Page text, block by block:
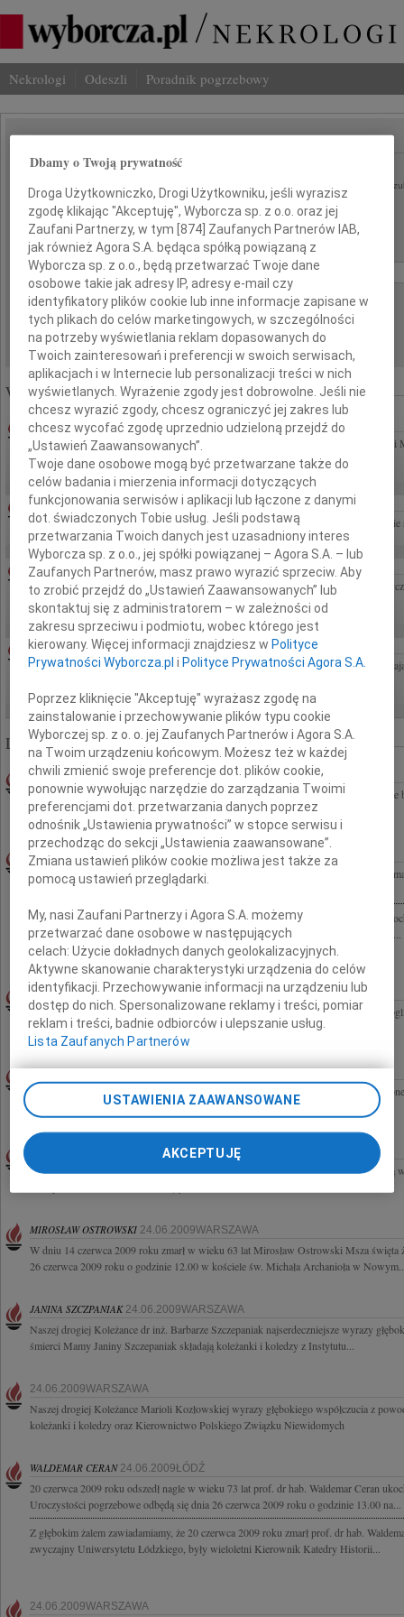
Nekrologi Odeszli Poradnik pogrzebowy
Imię i nazwisko lub numer ogłoszenia:
Miasto: Region:
Data:
od: do:
Liczba wyników na stronie:
Wyróżnione ogłoszenia:
07.08.2026WARSZAWA
Panu Krzysztofowi Detynieckiemu wyrazy głębokiego współczucia z powodu śmierci
Pracownicy Wydawnictwa "Nasza Księgarnia"
ZENON SMOLAREK07.08.2026CAŁA POLSKA
Z powodu śmierci Pana nadinspektora Zenona Smolarka wyrazy współczucia Rodzinie
ANDRZEJ MOROZOWSKI07.08.2026WARSZAWA
Umarł Andrzej Morozowski wybitny dziennikarz i prawy obywatel Polski
składam serdeczne wyrazy współczucia Adam Michnik
05.08.2026WARSZAWA
Panu Robertowi Lupie wyrazy szczerego współczucia z powodu śmierci Mamy
Liczba znalezionych nekrologów: 322 864
ROMAN MATYSIAK24.06.2009POZNAŃ
Gdyby miłość mogła uzdrawiać a łzy wskrzeszać byłbyś z nami tak bardzo nam
niekończącej się rozpaczy zawiadamiamy, iż dnia 22 czerwca 2009 roku odszedł na...
WALDEMAR CERAN 24.06.2009ŁÓDŹ
Z głębokim żalem zawiadamiamy, że 20 czerwca 2009 roku zmarł prof. dr hab.
zwyczajny Uniwersytetu Łódzkiego, były wieloletni Kierownik Katedry Historii...
20 czerwca 2009 roku odszedł nagle w wieku 73 lat prof. dr hab. Waldemar Ceran
Uroczystości pogrzebowe odbędą się dnia 26 czerwca 2009 roku o godzinie 13.00 na...
WIOLA SAJNOG - GADZIŃSKA24.06.2009WARSZAWA
21 czerwca odeszła od nas Wiola Sajnog-Gadzińska Wiolu, brakuje słów, którymi
naszej pamięci jesteś piękna, uśmiechnięta, zarażasz energią. Masz...
ZENON DĘBICKI24.06.2009OPOLE
Z ogromnym smutkiem przyjęliśmy wiadomość o śmierci Zenona Dębickiego
byłego Prezesa Zarządu Izby Rzemieślniczej w Opolu, Kawalera Szabli im. Jana...
Pani Lucynie Kaftal wyrazy głębokiego współczucia z powodu śmierci Męża składają
MIROSŁAW OSTROWSKI 24.06.2009WARSZAWA
W dniu 14 czerwca 2009 roku zmarł w wieku 63 lat Mirosław Ostrowski Msza święta
26 czerwca 2009 roku o godzinie 12.00 w kościele św. Michała Archanioła w
JANINA SZCZPANIAK 24.06.2009WARSZAWA
Naszej drogiej Koleżance dr inż. Barbarze Szczepaniak najserdeczniejsze wyrazy
śmierci Mamy Janiny Szczepaniak składają koleżanki i koledzy z Instytutu...
24.06.2009WARSZAWA
Naszej drogiej Koleżance Marioli Kozłowskiej wyrazy głębokiego współczucia z
koleżanki i koledzy oraz Kierownictwo Polskiego Związku Niewidomych
WALDEMAR CERAN 24.06.2009ŁÓDŹ
20 czerwca 2009 roku odszedł nagle w wieku 73 lat prof. dr hab. Waldemar Ceran
Uroczystości pogrzebowe odbędą się dnia 26 czerwca 2009 roku o godzinie 13.00 na...
Z głębokim żalem zawiadamiamy, że 20 czerwca 2009 roku zmarł prof. dr hab.
zwyczajny Uniwersytetu Łódzkiego, były wieloletni Kierownik Katedry Historii...
24.06.2009WARSZAWA
Dbamy o Twoją prywatność
Droga Użytkowniczko, Drogi Użytkowniku, jeśli wyrazisz
zgodę klikając "Akceptuję", Wyborcza sp. z o.o. oraz jej
Zaufani Partnerzy, w tym [874] Zaufanych Partnerów IAB,
jak również Agora S.A. będąca spółką powiązaną z
Wyborcza sp. z o.o., będą przetwarzać Twoje dane
osobowe takie jak adresy IP, adresy e-mail czy
identyfikatory plików cookie lub inne informacje zapisane w
tych plikach do celów marketingowych, w szczególności
na potrzeby wyświetlania reklam dopasowanych do
Twoich zainteresowań i preferencji w swoich serwisach,
aplikacjach i w Internecie lub personalizacji treści w nich
wyświetlanych. Wyrażenie zgody jest dobrowolne. Jeśli nie
chcesz wyrazić zgody, chcesz ograniczyć jej zakres lub
chcesz wycofać zgodę uprzednio udzieloną przejdź do
„Ustawień Zaawansowanych”.
Twoje dane osobowe mogą być przetwarzane także do
celów badania i mierzenia informacji dotyczących
funkcjonowania serwisów i aplikacji lub łączone z danymi
dot. świadczonych Tobie usług. Jeśli podstawą
przetwarzania Twoich danych jest uzasadniony interes
Wyborcza sp. z o.o., jej spółki powiązanej – Agora S.A. – lub
Zaufanych Partnerów, masz prawo wyrazić sprzeciw. Aby
to zrobić przejdź do „Ustawień Zaawansowanych” lub
skontaktuj się z administratorem – w zależności od
zakresu sprzeciwu i podmiotu, wobec którego jest
kierowany. Więcej informacji znajdziesz wPolityce
Prywatności Wyborcza.pl iPolityce Prywatności Agora S.A.
Poprzez kliknięcie "Akceptuję" wyrażasz zgodę na
zainstalowanie i przechowywanie plików typu cookie
Wyborczej sp. z o. o. jej Zaufanych Partnerów i Agora S.A.
na Twoim urządzeniu końcowym. Możesz też w każdej
chwili zmienić swoje preferencje dot. plików cookie,
ponownie wywołując narzędzie do zarządzania Twoimi
preferencjami dot. przetwarzania danych poprzez
odnośnik „Ustawienia prywatności” w stopce serwisu i
przechodząc do sekcji „Ustawienia zaawansowane”.
Zmiana ustawień plików cookie możliwa jest także za
pomocą ustawień przeglądarki.
My, nasi Zaufani Partnerzy i Agora S.A. możemy
przetwarzać dane osobowe w następujących
celach:Użycie dokładnych danych geolokalizacyjnych.
Aktywne skanowanie charakterystyki urządzenia do celów
identyfikacji. Przechowywanie informacji na urządzeniu lub
dostęp do nich. Spersonalizowane reklamy i treści, pomiar
reklam i treści, badnie odbiorców i ulepszanie usług.
Lista Zaufanych Partnerów
USTAWIENIA ZAAWANSOWANE
AKCEPTUJĘ